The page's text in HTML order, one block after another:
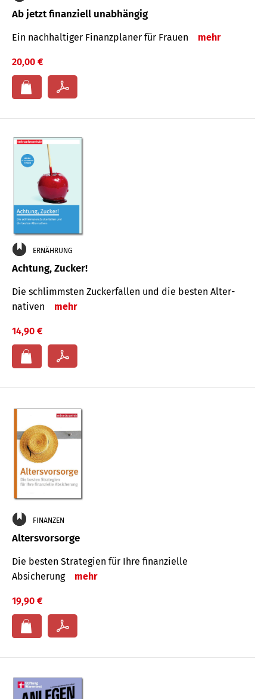
Ab jetzt finanziell unabhängig
Ein nachhaltiger Finanzplaner für Frauen mehr
20,00 €
ERNÄHRUNG
Achtung, Zucker!
Die schlimmsten Zucker­fallen und die besten Alter­
nativen
mehr
14,90 €
FINANZEN
Altersvorsorge
Die besten Strategien für Ihre finanzielle
Absicherung
mehr
19,90 €